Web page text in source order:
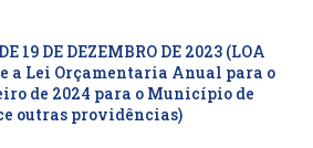
19 DE DEZEMBRO DE 2023 (LOA
a Lei Orçamentaria Anual para o
de 2024 para o Município de
outras providências)